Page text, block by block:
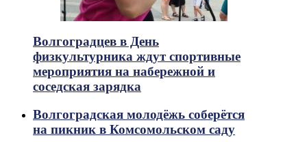
Волгоградцев в День
физкультурника ждут спортивные
мероприятия на набережной и
соседская зарядка
Волгоградская молодёжь соберётся
на пикник в Комсомольском саду